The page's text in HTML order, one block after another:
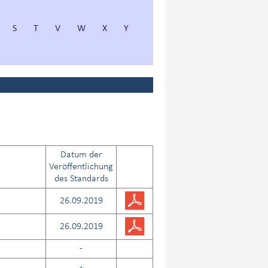
S T V W X
Y
Datum der
Veröffentlichung
des Standards
26.09.2019
26.09.2019
-